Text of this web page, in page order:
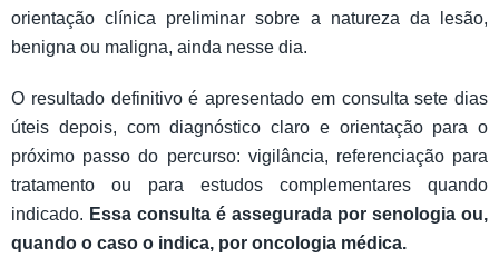
orientação clínica preliminar sobre a natureza da lesão,
benigna ou maligna, ainda nesse dia.
O resultado definitivo é apresentado em consulta sete dias
úteis depois, com diagnóstico claro e orientação para o
próximo passo do percurso: vigilância, referenciação para
tratamento ou para estudos complementares quando
indicado. Essa consulta é assegurada por senologia ou,
quando o caso o indica, por oncologia médica.